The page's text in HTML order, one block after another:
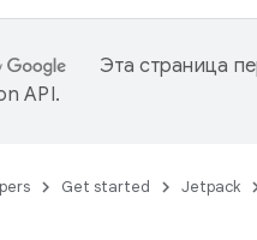
Эта страница
API.
Get started Jetpack